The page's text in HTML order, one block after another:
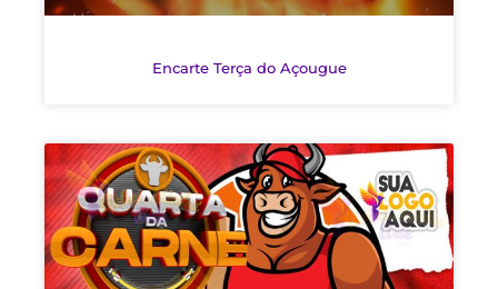
Encarte Terça do Açougue